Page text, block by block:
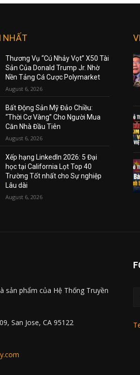
NHẤT
Thương Vụ “Cú Nhảy Vọt” X50 Tài
Sản Của Donald Trump Jr. Nhờ
Nền Tảng Cá Cược Polymarket
August 6, 2026
Bất Động Sản Mỹ Đảo Chiều:
“Thời Cơ Vàng” Cho Người Mua
Căn Nhà Đầu Tiên
August 6, 2026
Xếp hạng LinkedIn 2026: 5 Đại
học tại California Lọt Top 40
Trường Tốt nhất cho Sự nghiệp
Lâu dài
August 6, 2026
sản phẩm của Hệ Thống Truyền
San Jose, CA 95122